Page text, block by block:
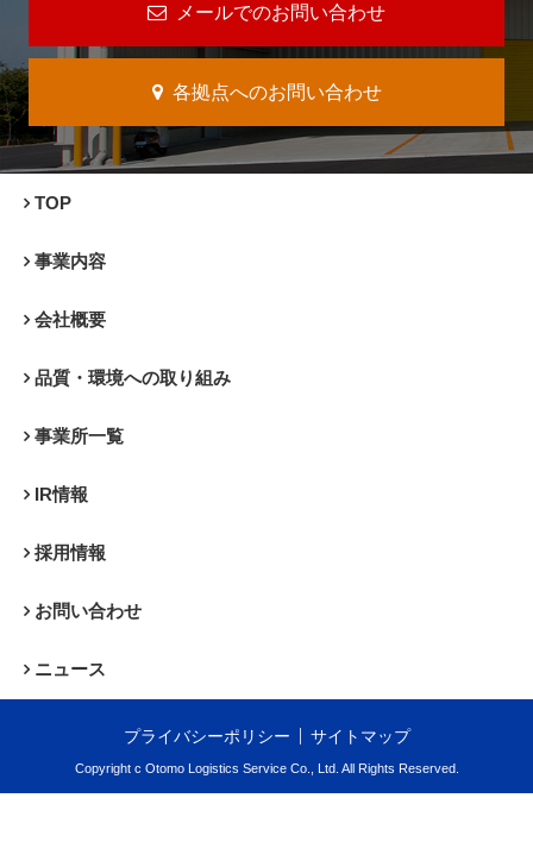
メールでのお問い合わせ
各拠点へのお問い合わせ
TOP
事業内容
会社概要
品質・環境への取り組み
事業所一覧
IR情報
採用情報
お問い合わせ
ニュース
プライバシーポリシー サイトマップ
Copyright c Otomo Logistics Service Co., Ltd. All Rights Reserved.